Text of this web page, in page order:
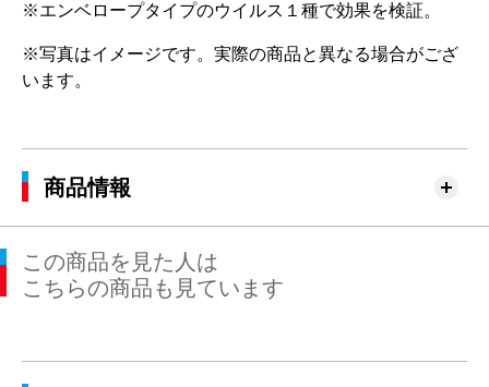
※エンベロープタイプのウイルス１種で効果を検証。
※写真はイメージです。実際の商品と異なる場合がござ
います。
商品情報
この商品を見た人は
こちらの商品も見ています